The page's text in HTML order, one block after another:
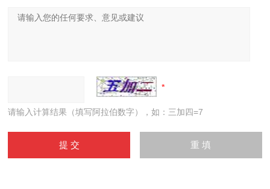
请输入计算结果（填写阿拉伯数字），如：三加四=7